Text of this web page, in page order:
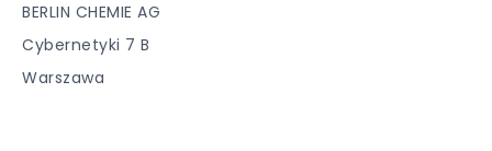
BERLIN CHEMIE AG
Cybernetyki 7 B
Warszawa